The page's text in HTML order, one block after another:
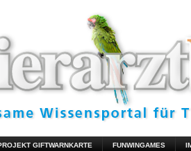
GIFTWARNKARTE FUNWINGAMES